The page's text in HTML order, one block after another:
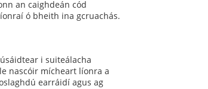
an caighdeán cód
ó bheith ina gcruachás.
i suiteálacha
nascóir mícheart líonra a
earráidí agus ag